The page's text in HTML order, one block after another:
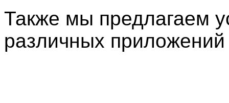
Также мы предлагаем
различных